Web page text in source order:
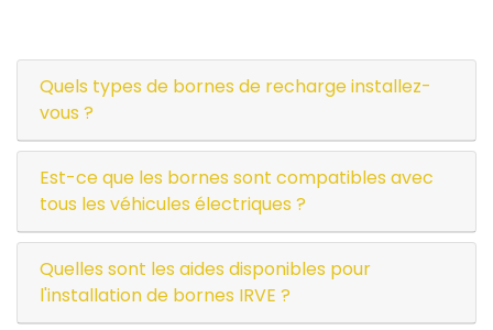
Quels types de bornes de recharge installez-
vous ?
Est-ce que les bornes sont compatibles avec
tous les véhicules électriques ?
Quelles sont les aides disponibles pour
l'installation de bornes IRVE ?